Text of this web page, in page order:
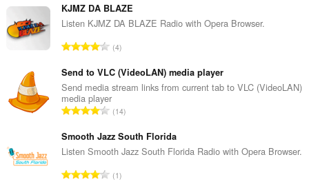
m
e
o
o
t
a
e
d
g
KJMZ DA BLAZE
Listen KJMZ DA BLAZE Radio with Opera Browser.
N
m
e
r
o
o
t
a
4
Send to VLC (VideoLAN) media player
Send media stream links from current tab to VLC (VideoLAN)
media player
N
m
e
o
14
Smooth Jazz South Florida
Listen Smooth Jazz South Florida Radio with Opera Browser.
N1